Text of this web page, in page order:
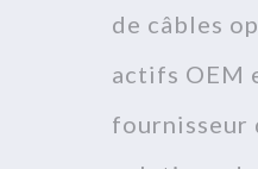
de câbles
actifs OEM
fournisseur